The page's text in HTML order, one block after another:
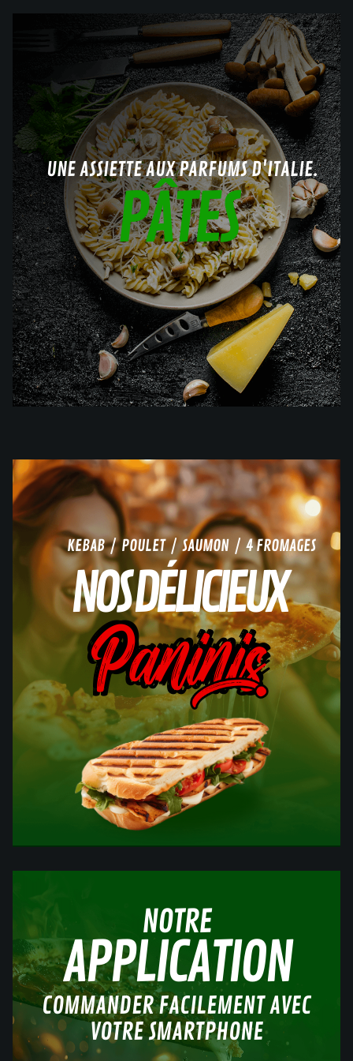
UNE ASSIETTE AUX PARFUMS D'ITALIE.
PÂTES
KEBAB / POULET / SAUMON / 4 FROMAGES
NOS DÉLICIEUX
Paninis
NOTRE
APPLICATION
COMMANDER FACILEMENT AVEC
VOTRE SMARTPHONE